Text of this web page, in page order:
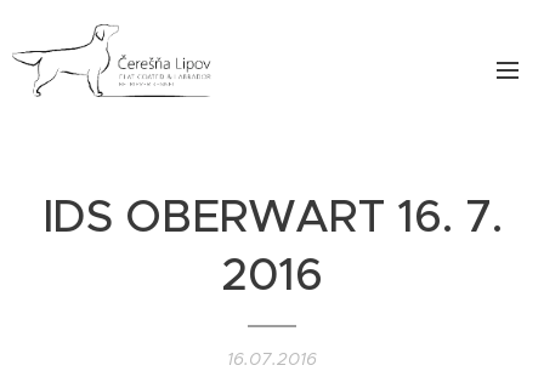
IDS OBERWART 16. 7.
2016
16.07.2016